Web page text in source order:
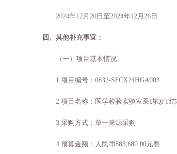
2024年12月 20 日至2024年12月 26 日
四、 其他补充事宜：
（一）项目基本情况
1.项目编号：0832-SFCX24HGA003
2.项目名称：医学检验实验室采购QFT
3.采购方式： 单一来源采购
4.预算金额：人民币883,680.00元整